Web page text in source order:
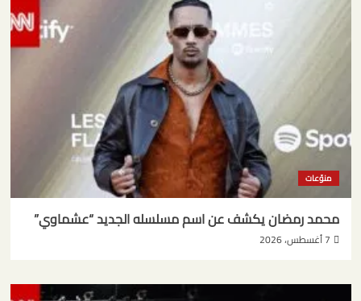
منوّعات
محمد رمضان يكشف عن اسم مسلسله الجديد “عشماوي”
7 أغسطس، 2026